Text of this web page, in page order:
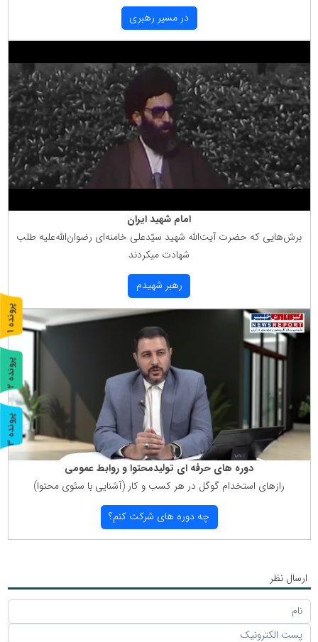
در مسیر رهبری
امام شهید ایران
برش‌هایی كه حضرت آیت‌الله شهید سیّدعلی خامنه‌ای رضوان‌الله‌علیه طلب
شهادت میكردند
رهبر شهیدم
دوره های حرفه ای تولیدمحتوا و روابط عمومی
رازهای استخدام گوگل در هر كسب و كار (آشنایی با سئوی محتوا)
چه دوره های شركت كنم؟
ارسال نظر
پ
ر
و
ن
د
ه
1
پ
ر
و
ن
د
ه
2
پ
ر
و
ن
د
ه
3